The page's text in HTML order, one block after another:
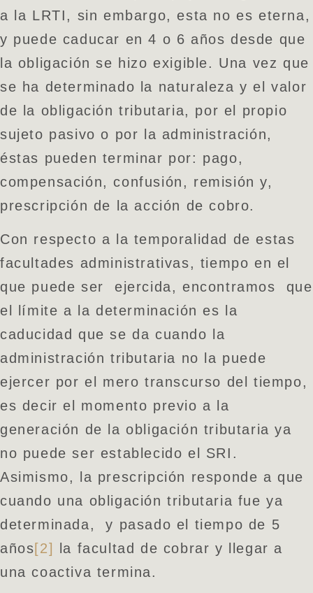
a la LRTI, sin embargo, esta no es eterna,
y puede caducar en 4 o 6 años desde que
la obligación se hizo exigible. Una vez que
se ha determinado la naturaleza y el valor
de la obligación tributaria, por el propio
sujeto pasivo o por la administración,
éstas pueden terminar por: pago,
compensación, confusión, remisión y,
prescripción de la acción de cobro.
Con respecto a la temporalidad de estas
facultades administrativas, tiempo en el
que puede ser ejercida, encontramos que
el límite a la determinación es la
caducidad que se da cuando la
administración tributaria no la puede
ejercer por el mero transcurso del tiempo,
es decir el momento previo a la
generación de la obligación tributaria ya
no puede ser establecido el SRI.
Asimismo, la prescripción responde a que
cuando una obligación tributaria fue ya
determinada, y pasado el tiempo de 5
años[2]
la facultad de cobrar y llegar a
una coactiva termina.